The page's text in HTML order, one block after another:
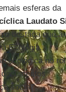
esferas da
Laudato
destaca que a
Ecologia.
ecológica no rol
social”.